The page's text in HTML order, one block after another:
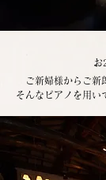
お
ご新婦様からご新
そんなピアノを用い